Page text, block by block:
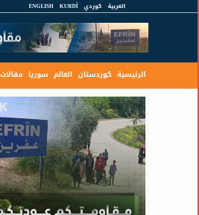
العربية كوردي KURDÎ
ENGLISH
الرئيسية كوردستان العالم سوريا مقالات